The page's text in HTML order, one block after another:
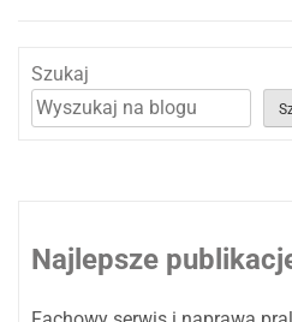
Szukaj
Najlepsze